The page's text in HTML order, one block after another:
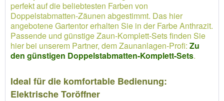
perfekt auf die beliebtesten Farben von
Doppelstabmatten-Zäunen abgestimmt. Das hier
angebotene Gartentor erhalten Sie in der Farbe Anthrazit.
Passende und günstige Zaun-Komplett-Sets finden Sie
hier bei unserem Partner, dem Zaunanlagen-Profi: Zu
den günstigen Doppelstabmatten-Komplett-Sets.
Ideal für die komfortable Bedienung:
Elektrische Toröffner